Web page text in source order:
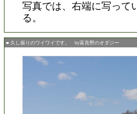
写真では、右端に写って
る。
■ 久し振りのワイワイです。 by富良野のオダジー